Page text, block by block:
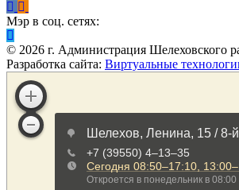
Мэр в соц. сетях:
© 2026 г. Администрация Шелеховского
Разработка сайта: Виртуальные